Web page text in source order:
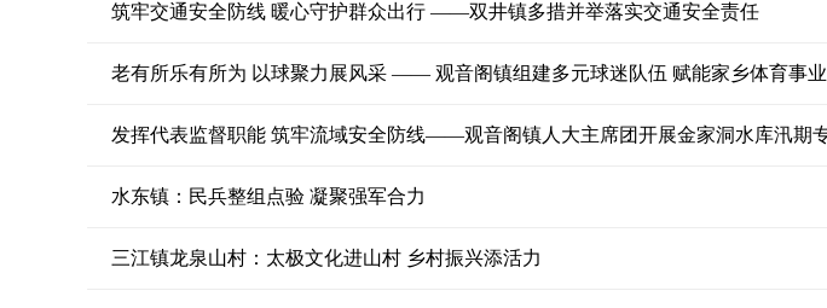
筑牢交通安全防线 暖心守护群众出行 ——双井镇多措并举落实交通安全责任
老有所乐有所为 以球聚力展风采 —— 观音阁镇组建多元球迷队伍 赋能家乡体育事业
发挥代表监督职能 筑牢流域安全防线——观音阁镇人大主席团开展金家洞水库汛期
水东镇：民兵整组点验 凝聚强军合力
三江镇龙泉山村：太极文化进山村 乡村振兴添活力